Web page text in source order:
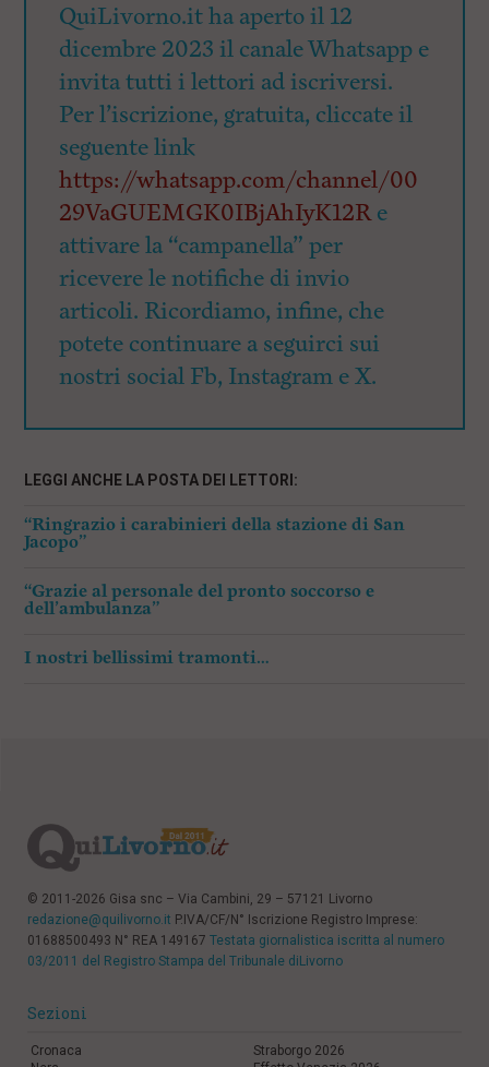
QuiLivorno.it ha aperto il 12
dicembre 2023 il canale Whatsapp e
invita tutti i lettori ad iscriversi.
Per l’iscrizione, gratuita, cliccate il
seguente link
https://whatsapp.com/channel/00
29VaGUEMGK0IBjAhIyK12Re
attivare la “campanella” per
ricevere le notifiche di invio
articoli. Ricordiamo, infine, che
potete continuare a seguirci sui
nostri social Fb, Instagram e X.
LEGGI ANCHE LA POSTA DEI LETTORI:
“Ringrazio i carabinieri della stazione di San
Jacopo”
“Grazie al personale del pronto soccorso e
dell’ambulanza”
I nostri bellissimi tramonti…
© 2011-2026 Gisa snc – Via Cambini, 29 – 57121 Livorno
redazione@quilivorno.it P.IVA/CF/N° Iscrizione Registro Imprese:
01688500493 N° REA 149167 Testata giornalistica iscritta al numero
03/2011 del Registro Stampa del Tribunale diLivorno
Sezioni
Cronaca
Straborgo 2026